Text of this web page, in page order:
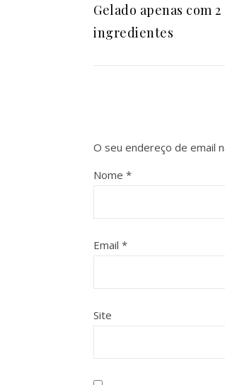
Gelado apenas com 2
ingredientes
O seu endereço de email
Nome *
Email *
Site